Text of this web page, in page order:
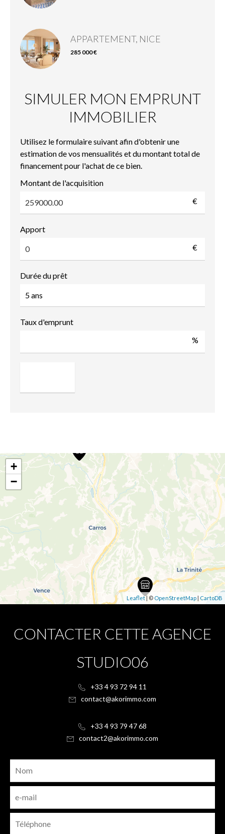
APPARTEMENT, NICE
285 000 €
SIMULER MON EMPRUNT
IMMOBILIER
Utilisez le formulaire suivant afin d'obtenir une
estimation de vos mensualités et du montant total de
financement pour l'achat de ce bien.
Montant de l'acquisition
€
Apport
€
Durée du prêt
Taux d'emprunt
%
+
−
Leaflet| © OpenStreetMap | CartoDB
CONTACTER CETTE AGENCE
STUDIO06
+33 4 93 72 94 11
contact@akorimmo.com
+33 4 93 79 47 68
contact2@akorimmo.com